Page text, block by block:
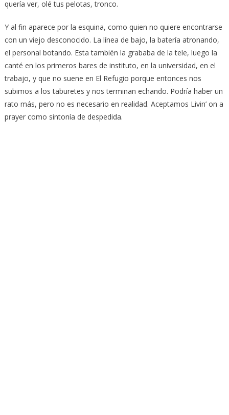
quería ver, olé tus pelotas, tronco.
Y al fin aparece por la esquina, como quien no quiere encontrarse
con un viejo desconocido. La línea de bajo, la batería atronando,
el personal botando. Esta también la grababa de la tele, luego la
canté en los primeros bares de instituto, en la universidad, en el
trabajo, y que no suene en El Refugio porque entonces nos
subimos a los taburetes y nos terminan echando. Podría haber un
rato más, pero no es necesario en realidad. Aceptamos Livin’ on a
prayer como sintonía de despedida.